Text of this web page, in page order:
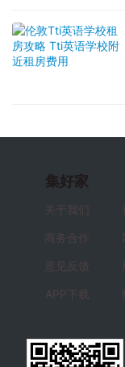
集好家
关于我们
商务合作
意见反馈
APP下载